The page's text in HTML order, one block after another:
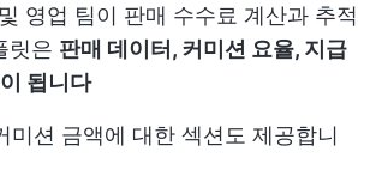
및 영업 팀이 판매 수수료 계산과 추적
릿은 판매 데이터, 커미션 요율, 지급
됩니다
션 금액에 대한 섹션도 제공합니